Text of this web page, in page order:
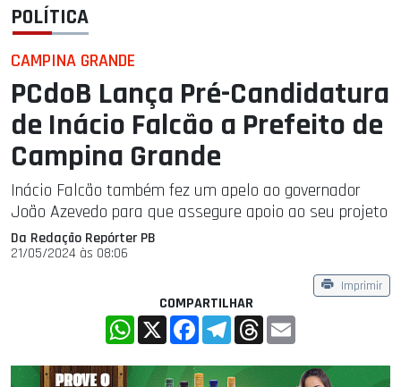
POLÍTICA
CAMPINA GRANDE
PCdoB Lança Pré-Candidatura
de Inácio Falcão a Prefeito de
Campina Grande
Inácio Falcão também fez um apelo ao governador
João Azevedo para que assegure apoio ao seu projeto
Da Redação Repórter PB
21/05/2024 às 08:06
Imprimir
COMPARTILHAR
WhatsApp
X FacebookTelegramThreads